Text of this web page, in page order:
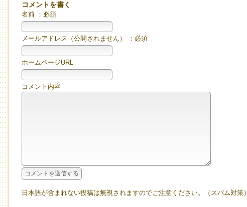
コメントを書く
名前 ：必須
メールアドレス（公開されません） ：必須
ホームページURL
コメント内容
日本語が含まれない投稿は無視されますのでご注意ください。（スパム対策）